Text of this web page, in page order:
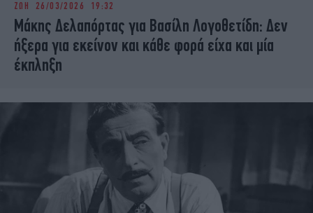
iBOOKS
OSCARS
THE OCEAN
MEDIA
ELAMEFORA
ΖΩΗ 26/03/2026 19:32
Μάκης Δελαπόρτας για Βασίλη Λογοθετίδη: Δεν
ήξερα για εκείνον και κάθε φορά είχα και μία
έκπληξη